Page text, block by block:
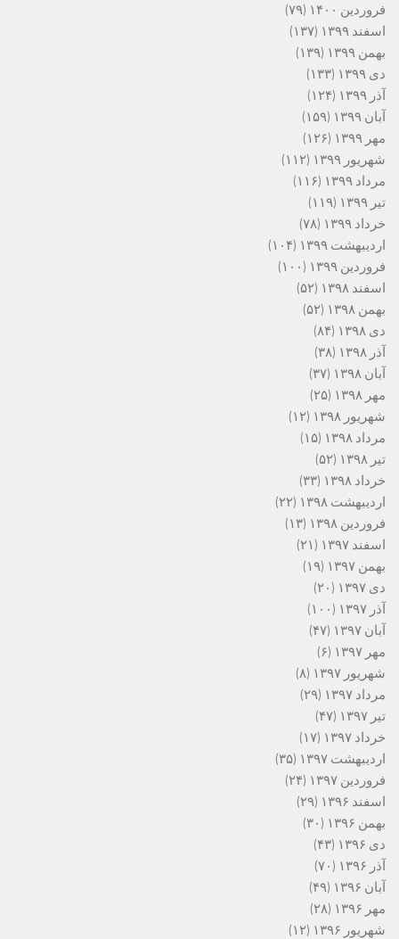
فروردین ۱۴۰۰
(۷۹)
اسفند ۱۳۹۹
(۱۳۷)
بهمن ۱۳۹۹
(۱۳۹)
دی ۱۳۹۹
(۱۳۳)
آذر ۱۳۹۹
(۱۲۴)
آبان ۱۳۹۹
(۱۵۹)
مهر ۱۳۹۹
(۱۲۶)
شهریور ۱۳۹۹
(۱۱۲)
مرداد ۱۳۹۹
(۱۱۶)
تیر ۱۳۹۹
(۱۱۹)
خرداد ۱۳۹۹
(۷۸)
اردیبهشت ۱۳۹۹
(۱۰۴)
فروردین ۱۳۹۹
(۱۰۰)
اسفند ۱۳۹۸
(۵۲)
بهمن ۱۳۹۸
(۵۲)
دی ۱۳۹۸
(۸۴)
آذر ۱۳۹۸
(۳۸)
آبان ۱۳۹۸
(۳۷)
مهر ۱۳۹۸
(۲۵)
شهریور ۱۳۹۸
(۱۲)
مرداد ۱۳۹۸
(۱۵)
تیر ۱۳۹۸
(۵۲)
خرداد ۱۳۹۸
(۳۳)
اردیبهشت ۱۳۹۸
(۲۲)
فروردین ۱۳۹۸
(۱۳)
اسفند ۱۳۹۷
(۲۱)
بهمن ۱۳۹۷
(۱۹)
دی ۱۳۹۷
(۲۰)
آذر ۱۳۹۷
(۱۰۰)
آبان ۱۳۹۷
(۴۷)
مهر ۱۳۹۷
(۶)
شهریور ۱۳۹۷
(۸)
مرداد ۱۳۹۷
(۲۹)
تیر ۱۳۹۷
(۴۷)
خرداد ۱۳۹۷
(۱۷)
اردیبهشت ۱۳۹۷
(۳۵)
فروردین ۱۳۹۷
(۲۴)
اسفند ۱۳۹۶
(۲۹)
بهمن ۱۳۹۶
(۳۰)
دی ۱۳۹۶
(۴۳)
آذر ۱۳۹۶
(۷۰)
آبان ۱۳۹۶
(۴۹)
مهر ۱۳۹۶
(۲۸)
شهریور ۱۳۹۶
(۱۲)